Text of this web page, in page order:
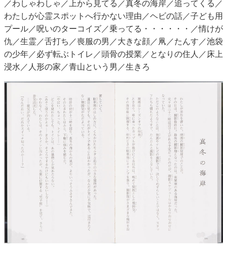
／わしゃわしゃ／上から見てる／真冬の海岸／追ってくる／
わたしが心霊スポットへ行かない理由／ヘビの話／子ども用
プール／呪いのターコイズ／乗ってる・・・・・・／情けが
仇／生霊／舌打ち／喪服の男／大きな顔／凧／たんす／池袋
の少年／必ず転ぶトイレ／頭骨の授業／となりの住人／床上
浸水／人形の家／青山という男／生きろ